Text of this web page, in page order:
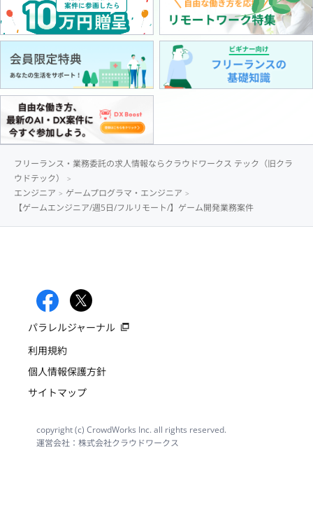
フリーランス・業務委託の求人情報ならクラウドワークス テック（旧クラ
ウドテック）
エンジニア
ゲームプログラマ・エンジニア
【ゲームエンジニア/週5日/フルリモート/】ゲーム開発業務案件
パラレルジャーナル
利用規約
個人情報保護方針
サイトマップ
copyright (c) CrowdWorks Inc. all rights reserved.
運営会社：株式会社クラウドワークス